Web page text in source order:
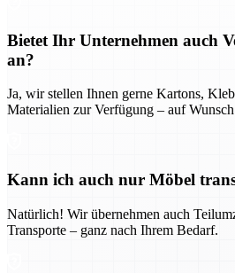
Bietet Ihr Unternehmen auch
an?
Ja, wir stellen Ihnen gerne Kartons,
Materialien zur Verfügung – auf
Kann ich auch nur Möbel
Natürlich! Wir übernehmen auch
Transporte – ganz nach Ihrem Bedarf.